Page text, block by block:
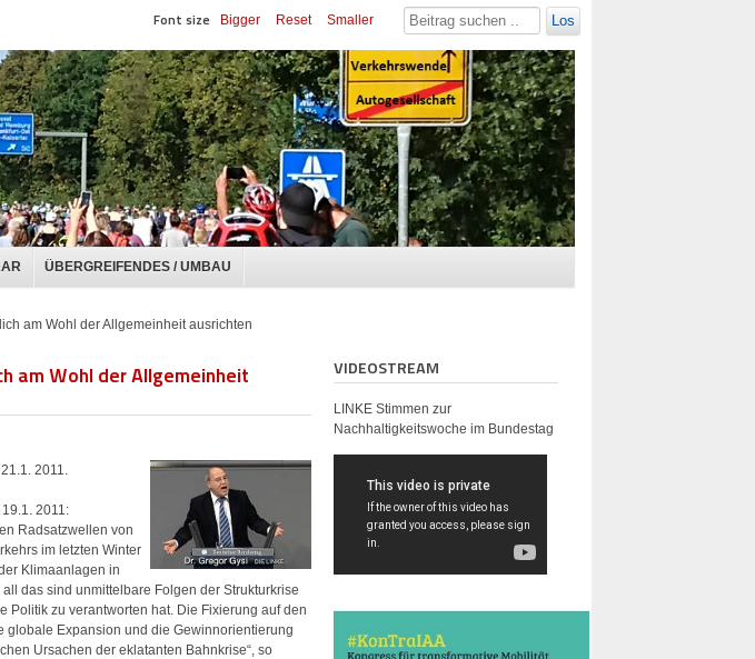
ÜBERGREIFENDES / UMBAU
Font size Bigger Reset Smaller Los
am Wohl der Allgemeinheit ausrichten
am Wohl der Allgemeinheit
2011.
2011:
Radsatzwellen von
im letzten Winter
Klimaanlagen in
das sind unmittelbare Folgen der Strukturkrise
Politik zu verantworten hat. Die Fixierung auf den
globale Expansion und die Gewinnorientierung
Ursachen der eklatanten Bahnkrise“, so
VIDEOSTREAM
LINKE Stimmen zur
Nachhaltigkeitswoche im Bundestag